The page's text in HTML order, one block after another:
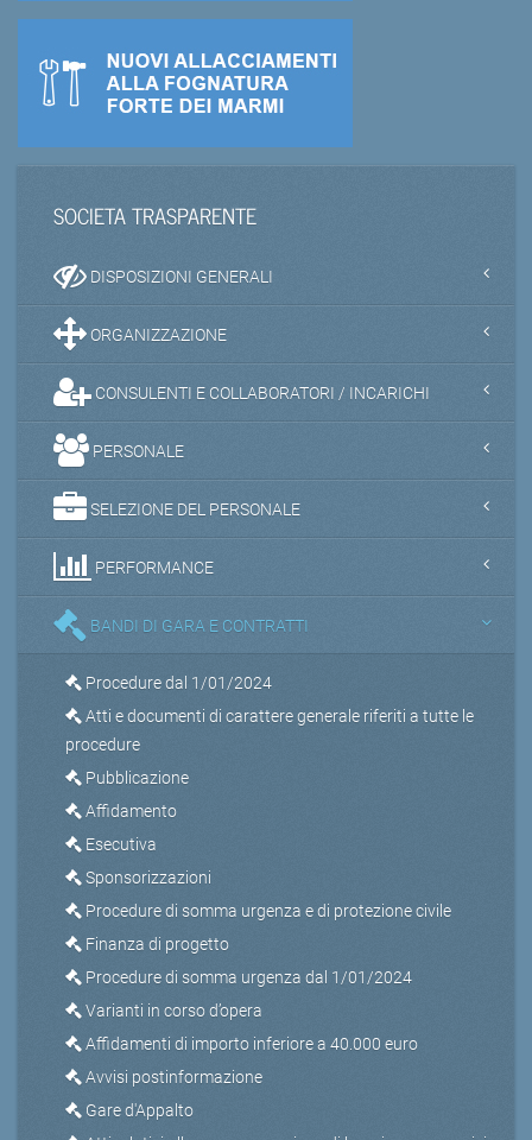
SOCIETA TRASPARENTE
DISPOSIZIONI GENERALI
ORGANIZZAZIONE
CONSULENTI E COLLABORATORI / INCARICHI
PERSONALE
SELEZIONE DEL PERSONALE
PERFORMANCE
BANDI DI GARA E CONTRATTI
Procedure dal 1/01/2024
Atti e documenti di carattere generale riferiti a tutte le
procedure
Pubblicazione
Affidamento
Esecutiva
Sponsorizzazioni
Procedure di somma urgenza e di protezione civile
Finanza di progetto
Procedure di somma urgenza dal 1/01/2024
Varianti in corso d’opera
Affidamenti di importo inferiore a 40.000 euro
Avvisi postinformazione
Gare d'Appalto